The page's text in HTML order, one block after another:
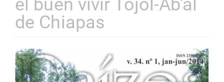
el buen vivir Tojol-Ab'al
de Chiapas
Barra